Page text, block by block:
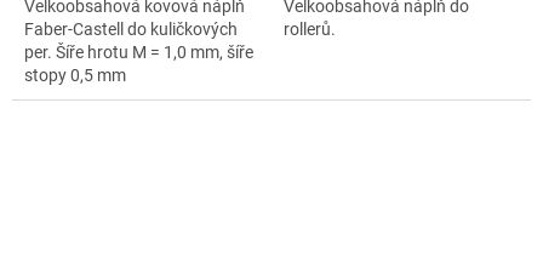
Velkoobsahová kovová náplň
Faber-Castell do kuličkových
per. Šíře hrotu M = 1,0 mm, šíře
stopy 0,5 mm
Velkoobsahová náplň do
rollerů.